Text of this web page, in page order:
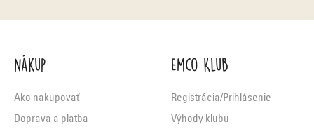
Nákup
Ako nakupovať
Doprava a platba
Emco Klub
Registrácia/Prihlásenie
Výhody klubu